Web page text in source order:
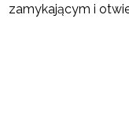
zamykającym i